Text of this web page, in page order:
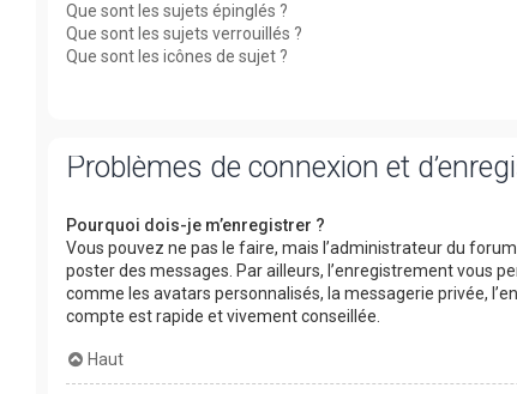
Que sont les sujets épinglés ?
Que sont les sujets verrouillés ?
Que sont les icônes de sujet ?
Problèmes de connexion et
Pourquoi dois-je m’enregistrer ?
Vous pouvez ne pas le faire, mais l’administrateur du
poster des messages. Par ailleurs, l’enregistrement vous
comme les avatars personnalisés, la messagerie privée,
compte est rapide et vivement conseillée.
Haut